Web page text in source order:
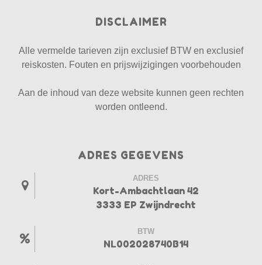
DISCLAIMER
Alle vermelde tarieven zijn exclusief BTW en exclusief
reiskosten. Fouten en prijswijzigingen voorbehouden
Aan de inhoud van deze website kunnen geen rechten
worden ontleend.
ADRES GEGEVENS
ADRES
Kort-Ambachtlaan 42
3333 EP Zwijndrecht
BTW
NL002028740B14